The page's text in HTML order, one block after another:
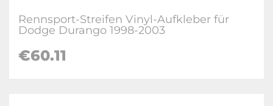
Rennsport-Streifen Vinyl-Aufkleber für
Dodge Durango 1998-2003
€60.11